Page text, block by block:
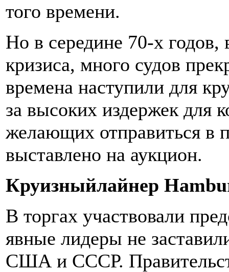
того времени.
Но в середине 70-х годов,
кризиса, много судов
времена наступили для
за высоких издержек для
желающих отправиться в
выставлено на аукцион.
Круизныйлайнер
В торгах участвовали
явные лидеры не
США и СССР.